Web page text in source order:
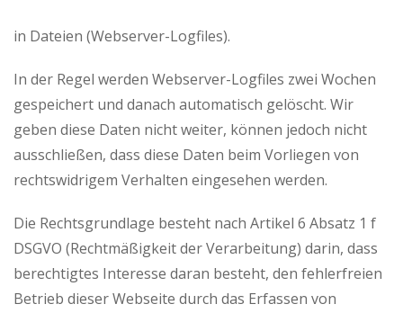
in Dateien (Webserver-Logfiles).
In der Regel werden Webserver-Logfiles zwei Wochen
gespeichert und danach automatisch gelöscht. Wir
geben diese Daten nicht weiter, können jedoch nicht
ausschließen, dass diese Daten beim Vorliegen von
rechtswidrigem Verhalten eingesehen werden.
Die Rechtsgrundlage besteht nach Artikel 6 Absatz 1 f
DSGVO (Rechtmäßigkeit der Verarbeitung) darin, dass
berechtigtes Interesse daran besteht, den fehlerfreien
Betrieb dieser Webseite durch das Erfassen von